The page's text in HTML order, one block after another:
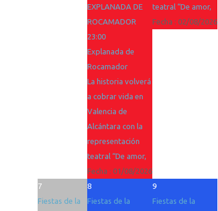
EXPLANADA DE
ROCAMADOR
23:00
Explanada de
Rocamador
La historia volverá
a cobrar vida en
Valencia de
Alcántara con la
representación
teatral “De amor,
Fecha : 01/08/2026
teatral “De amor,
Fecha : 02/08/2026
7
Fiestas de la
8
Fiestas de la
9
Fiestas de la